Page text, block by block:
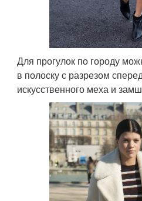
Для прогулок по городу
в полоску с разрезом
искусственного меха и